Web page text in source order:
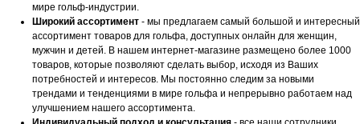
мире гольф-индустрии.
Широкий ассортимент - мы предлагаем самый большой и интересный
ассортимент товаров для гольфа, доступных онлайн для женщин,
мужчин и детей. В нашем интернет-магазине размещено более 1000
товаров, которые позволяют сделать выбор, исходя из Ваших
потребностей и интересов. Мы постоянно следим за новыми
трендами и тенденциями в мире гольфа и непрерывно работаем над
улучшением нашего ассортимента.